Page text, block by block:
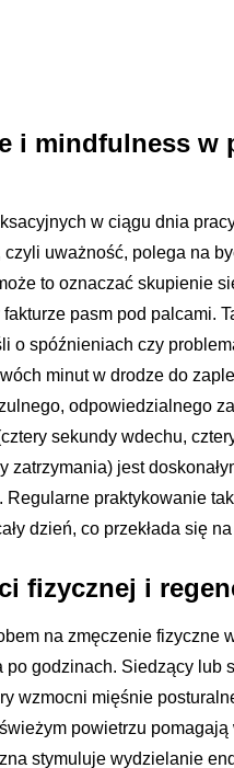
i mindfulness w
w ciągu dnia
uważność, polega na
to oznaczać skupienie
pasm pod palcami.
o spóźnieniach czy
minut w drodze do
odpowiedzialnego
sekundy wdechu,
zatrzymania) jest
praktykowanie
dzień, co przekłada się
fizycznej i
na zmęczenie fizyczne
godzinach. Siedzący lub
wzmocni mięśnie
powietrzu
stymuluje wydzielanie